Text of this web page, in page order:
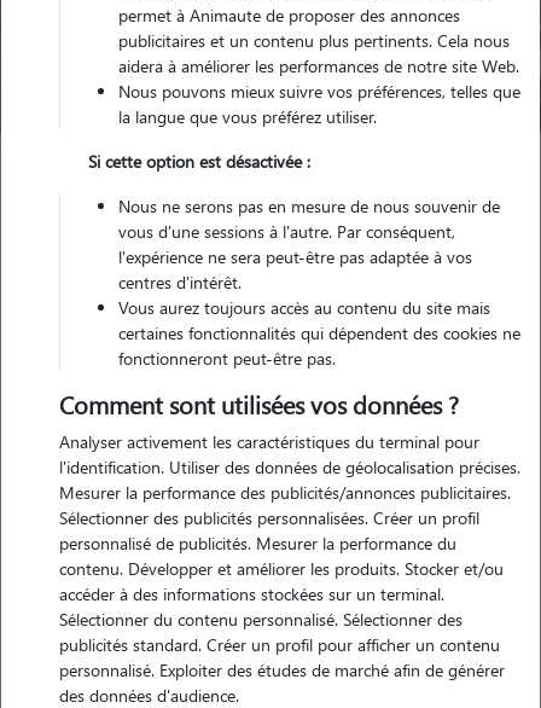
Trouver mon Pet Sitter
Wolfisheim
Nos promeneurs et familles d'accueil
à Wolfisheim (67202)
permet à Animaute de proposer des annonces
publicitaires et un contenu plus pertinents. Cela nous
aidera à améliorer les performances de notre site Web.
Nous pouvons mieux suivre vos préférences, telles que
la langue que vous préférez utiliser.
Si cette option est désactivée :
Nous ne serons pas en mesure de nous souvenir de
vous d'une sessions à l'autre. Par conséquent,
l'expérience ne sera peut-être pas adaptée à vos
centres d'intérêt.
Vous aurez toujours accès au contenu du site mais
certaines fonctionnalités qui dépendent des cookies ne
fonctionneront peut-être pas.
Comment sont utilisées vos données ?
Analyser activement les caractéristiques du terminal pour
l'identification. Utiliser des données de géolocalisation précises.
Mesurer la performance des publicités/annonces publicitaires.
Sélectionner des publicités personnalisées. Créer un profil
personnalisé de publicités. Mesurer la performance du
contenu. Développer et améliorer les produits. Stocker et/ou
accéder à des informations stockées sur un terminal.
Sélectionner du contenu personnalisé. Sélectionner des
publicités standard. Créer un profil pour afficher un contenu
personnalisé. Exploiter des études de marché afin de générer
des données d'audience.